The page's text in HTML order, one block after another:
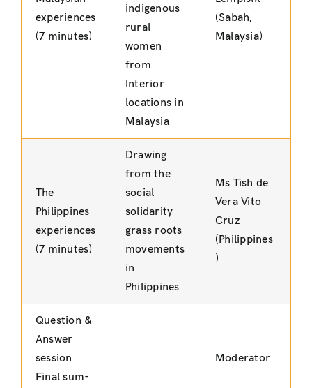
experiences
(7 minutes)
indigenous
rural
women
from
Interior
locations in
Malaysia
(Sabah,
Malaysia)
The
Philippines
experiences
(7 minutes)
Drawing
from the
social
solidarity
grass roots
movements
in
Philippines
Ms Tish de
Vera Vito
Cruz
(Philippines
)
Question &
Answer
session
Final sum-
Moderator